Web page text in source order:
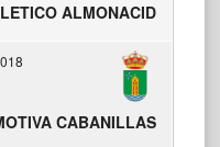
ALMONACID
CABANILLAS